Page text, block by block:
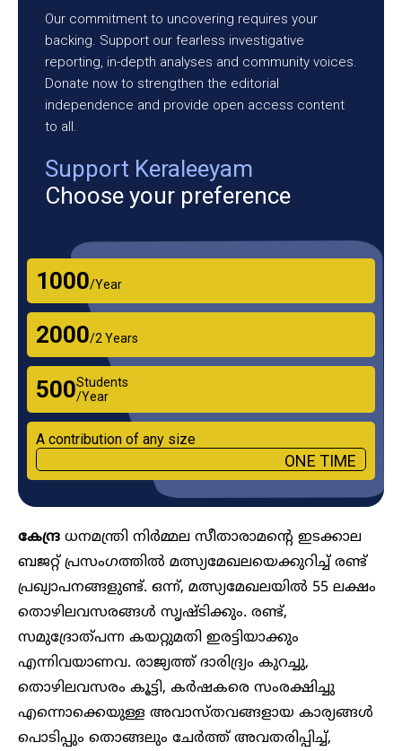
Our commitment to uncovering requires your
backing. Support our fearless investigative
reporting, in-depth analyses and community voices.
Donate now to strengthen the editorial
independence and provide open access content
to all.
Support Keraleeyam
Choose your preference
₹1000/Year
₹2000/2 Years
₹500Students
/Year
A contribution of any size
ONE TIME
കേന്ദ്ര ധനമന്ത്രി നിർമ്മല സീതാരാമന്റെ ഇടക്കാല
ബജറ്റ് പ്രസംഗത്തിൽ മത്സ്യമേഖലയെക്കുറിച്ച് രണ്ട്
പ്രഖ്യാപനങ്ങളുണ്ട്. ഒന്ന്, മത്സ്യമേഖലയിൽ 55 ലക്ഷം
തൊഴിലവസരങ്ങൾ സൃഷ്ടിക്കും. രണ്ട്,
സമുദ്രോത്പന്ന കയറ്റുമതി ഇരട്ടിയാക്കും
എന്നിവയാണവ. രാജ്യത്ത് ദാരിദ്ര്യം കുറച്ചു,
തൊഴിലവസരം കൂട്ടി, കർഷകരെ സംരക്ഷിച്ചു
എന്നൊക്കെയുള്ള അവാസ്തവങ്ങളായ കാര്യങ്ങൾ
പൊടിപ്പും തൊങ്ങലും ചേർത്ത് അവതരിപ്പിച്ച്,